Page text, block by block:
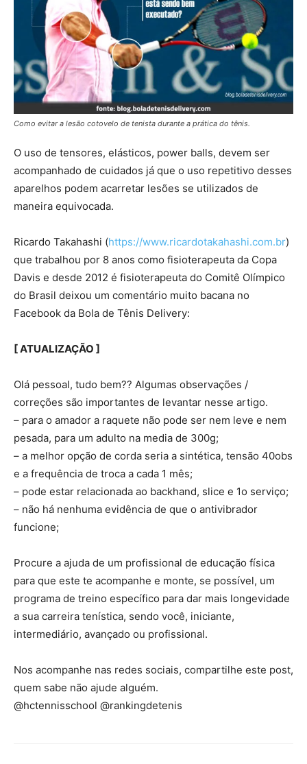
Como evitar a lesão cotovelo de tenista durante a prática do tênis.
O uso de tensores, elásticos, power balls, devem ser
acompanhado de cuidados já que o uso repetitivo desses
aparelhos podem acarretar lesões se utilizados de
maneira equivocada.
Ricardo Takahashi (https://www.ricardotakahashi.com.br)
que trabalhou por 8 anos como fisioterapeuta da Copa
Davis e desde 2012 é fisioterapeuta do Comitê Olímpico
do Brasil deixou um comentário muito bacana no
Facebook da Bola de Tênis Delivery:
[ ATUALIZAÇÃO ]
Olá pessoal, tudo bem?? Algumas observações /
correções são importantes de levantar nesse artigo.
– para o amador a raquete não pode ser nem leve e nem
pesada, para um adulto na media de 300g;
– a melhor opção de corda seria a sintética, tensão 40obs
e a frequência de troca a cada 1 mês;
– pode estar relacionada ao backhand, slice e 1o serviço;
– não há nenhuma evidência de que o antivibrador
funcione;
Procure a ajuda de um profissional de educação física
para que este te acompanhe e monte, se possível, um
programa de treino específico para dar mais longevidade
a sua carreira tenística, sendo você, iniciante,
intermediário, avançado ou profissional.
Nos acompanhe nas redes sociais, compartilhe este post,
quem sabe não ajude alguém.
@hctennisschool @rankingdetenis